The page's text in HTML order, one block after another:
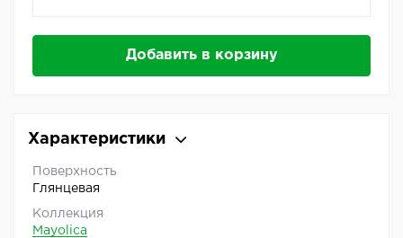
Добавить в корзину
Характеристики
Поверхность
Глянцевая
Коллекция
Mayolica